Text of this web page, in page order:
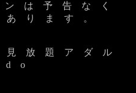
は 予 告 な く
り ま す 。
見 放 題 ア ダ ル
d o